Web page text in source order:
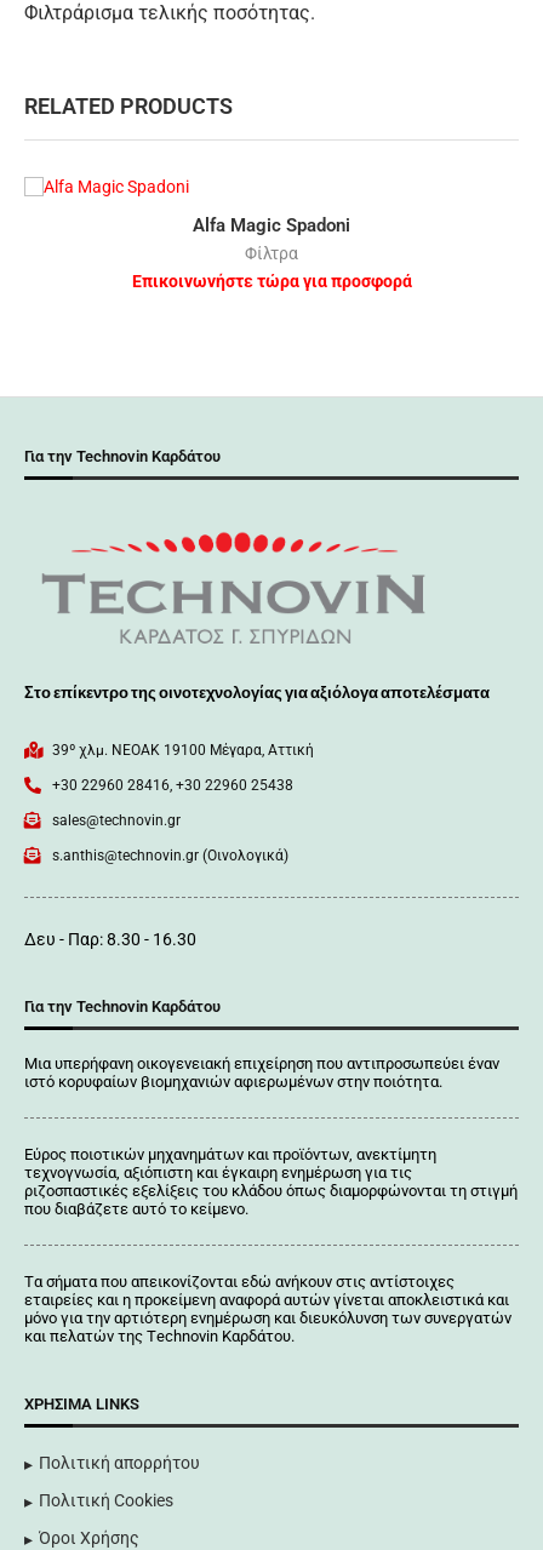
Φιλτράρισμα τελικής ποσότητας.
RELATED PRODUCTS
Alfa Magic Spadoni
Φίλτρα
Επικοινωνήστε τώρα για προσφορά
Για την Technovin Καρδάτου
Στο επίκεντρο της οινοτεχνολογίας για αξιόλογα αποτελέσματα
39º χλμ. ΝΕΟΑΚ 19100 Mέγαρα, Αττική
+30 22960 28416, +30 22960 25438
sales@technovin.gr
s.anthis@technovin.gr (Οινολογικά)
Δευ - Παρ: 8.30 - 16.30
Για την Technovin Καρδάτου
Μια υπερήφανη οικογενειακή επιχείρηση που αντιπροσωπεύει έναν
ιστό κορυφαίων βιομηχανιών αφιερωμένων στην ποιότητα.
Εύρος ποιοτικών μηχανημάτων και προϊόντων, ανεκτίμητη
τεχνογνωσία, αξιόπιστη και έγκαιρη ενημέρωση για τις
ριζοσπαστικές εξελίξεις του κλάδου όπως διαμορφώνονται τη στιγμή
που διαβάζετε αυτό το κείμενο.
Tα σήματα που απεικονίζονται εδώ ανήκουν στις αντίστοιχες
εταιρείες και η προκείμενη αναφορά αυτών γίνεται αποκλειστικά και
μόνο για την αρτιότερη ενημέρωση και διευκόλυνση των συνεργατών
και πελατών της Τechnovin Kαρδάτου.
ΧΡΉΣΙΜΑ LINKS
Πολιτική απορρήτου
Πολιτική Cookies
Όροι Χρήσης